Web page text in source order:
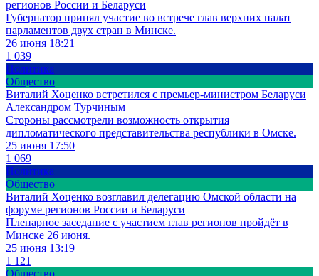
регионов России и Беларуси
Губернатор принял участие во встрече глав верхних палат
парламентов двух стран в Минске.
26 июня 18:21
1 039
Политика
Общество
Виталий Хоценко встретился с премьер-министром Беларуси
Александром Турчиным
Стороны рассмотрели возможность открытия
дипломатического представительства республики в Омске.
25 июня 17:50
1 069
Политика
Общество
Виталий Хоценко возглавил делегацию Омской области на
форуме регионов России и Беларуси
Пленарное заседание с участием глав регионов пройдёт в
Минске 26 июня.
25 июня 13:19
1 121